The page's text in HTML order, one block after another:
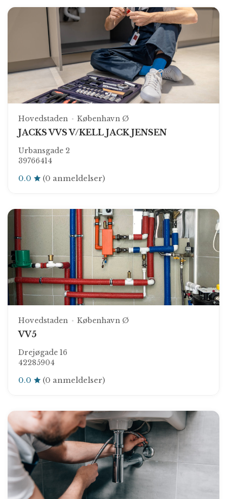
Hovedstaden København Ø
JACKS VVS V/KELL JACK JENSEN
Urbansgade 2
39766414
0.0 (0 anmeldelser)
Hovedstaden København Ø
VV5
Drejøgade 16
42285904
0.0 (0 anmeldelser)